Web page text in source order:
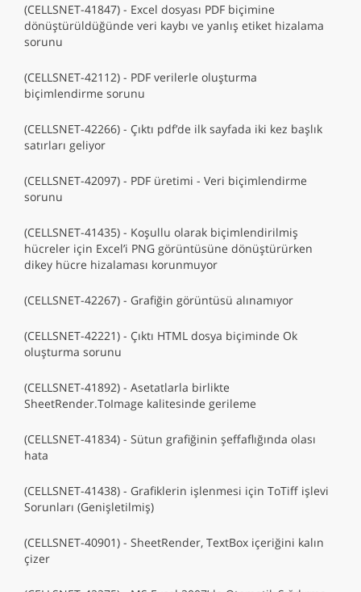
(CELLSNET-41847) - Excel dosyası PDF biçimine
dönüştürüldüğünde veri kaybı ve yanlış etiket hizalama
sorunu
(CELLSNET-42112) - PDF verilerle oluşturma
biçimlendirme sorunu
(CELLSNET-42266) - Çıktı pdf’de ilk sayfada iki kez başlık
satırları geliyor
(CELLSNET-42097) - PDF üretimi - Veri biçimlendirme
sorunu
(CELLSNET-41435) - Koşullu olarak biçimlendirilmiş
hücreler için Excel’i PNG görüntüsüne dönüştürürken
dikey hücre hizalaması korunmuyor
(CELLSNET-42267) - Grafiğin görüntüsü alınamıyor
(CELLSNET-42221) - Çıktı HTML dosya biçiminde Ok
oluşturma sorunu
(CELLSNET-41892) - Asetatlarla birlikte
SheetRender.ToImage kalitesinde gerileme
(CELLSNET-41834) - Sütun grafiğinin şeffaflığında olası
hata
(CELLSNET-41438) - Grafiklerin işlenmesi için ToTiff işlevi
Sorunları (Genişletilmiş)
(CELLSNET-40901) - SheetRender, TextBox içeriğini kalın
çizer